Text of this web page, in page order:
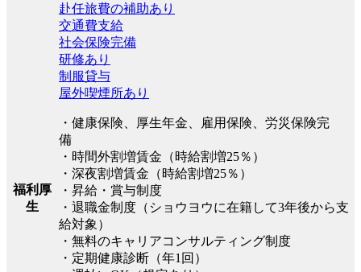
福利厚
生
赴任旅費の補助あり
交通費支給
社会保険完備
研修あり
制服貸与
屋外喫煙所あり
・健康保険、厚生年金、雇用保険、労災保険完
備
・時間外割増賃金（時給割増25％）
・深夜割増賃金（時給割増25％）
・昇給・賞与制度
・退職金制度（ショウヨウに在籍して3年後から支
給対象）
・無料のキャリアコンサルティング制度
・定期健康診断（年1回）